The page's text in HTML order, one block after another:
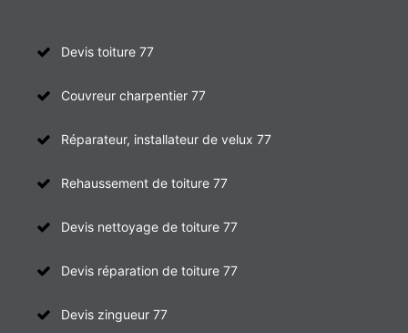
Devis toiture 77
Couvreur charpentier 77
Réparateur, installateur de velux 77
Rehaussement de toiture 77
Devis nettoyage de toiture 77
Devis réparation de toiture 77
Devis zingueur 77